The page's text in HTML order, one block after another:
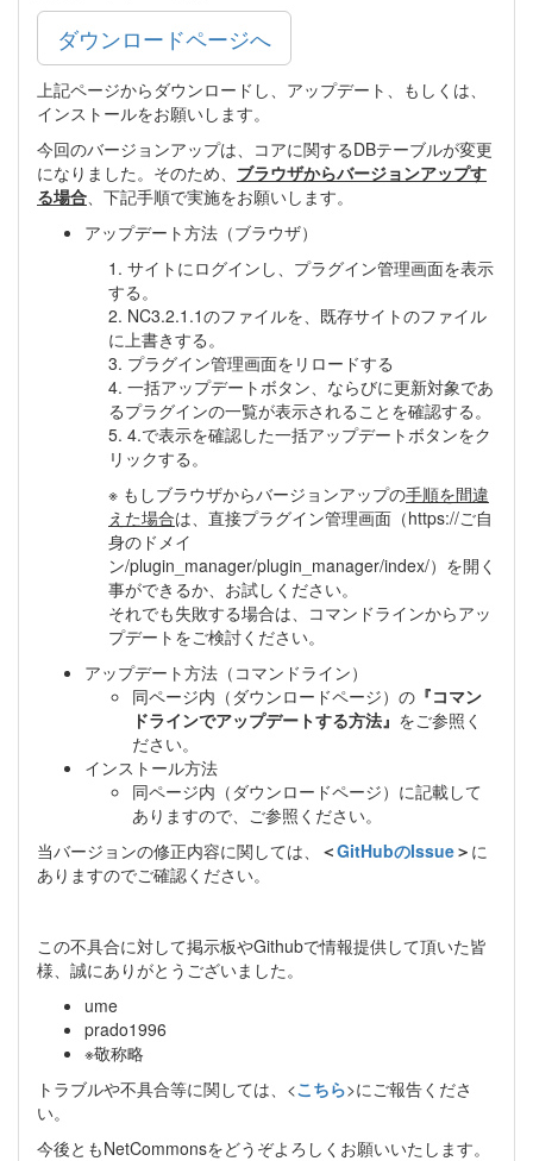
ダウンロードページへ
上記ページからダウンロードし、アップデート、もしくは、
インストールをお願いします。
今回のバージョンアップは、コアに関するDBテーブルが変更
になりました。そのため、 ブラウザからバージョンアップす
る場合 、下記手順で実施をお願いします。
アップデート方法（ブラウザ）
1. サイトにログインし、プラグイン管理画面を表示
する。
2. NC3.2.1.1のファイルを、既存サイトのファイル
に上書きする。
3. プラグイン管理画面をリロードする
4. 一括アップデートボタン、ならびに更新対象であ
るプラグインの一覧が表示されることを確認する。
5. 4.で表示を確認した一括アップデートボタンをク
リックする。
※ もしブラウザからバージョンアップの手順を間違
えた場合は、直接プラグイン管理画面（https://ご自
身のドメイ
ン/plugin_manager/plugin_manager/index/）を開く
事ができるか、お試しください。
それでも失敗する場合は、コマンドラインからアッ
プデートをご検討ください。
アップデート方法（コマンドライン）
同ページ内（ダウンロードページ）の 『コマン
ドラインでアップデートする方法』 をご参照く
ださい。
インストール方法
同ページ内（ダウンロードページ）に記載して
ありますので、ご参照ください。
当バージョンの修正内容に関しては、
＜GitHubのIssue＞ に
ありますのでご確認ください。
この不具合に対して掲示板やGithubで情報提供して頂いた皆
様、誠にありがとうございました。
ume
prado1996
※敬称略
トラブルや不具合等に関しては、<こちら>にご報告くださ
い。
今後ともNetCommonsをどうぞよろしくお願いいたします。